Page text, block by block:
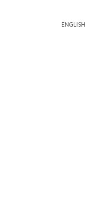
ENGLISH